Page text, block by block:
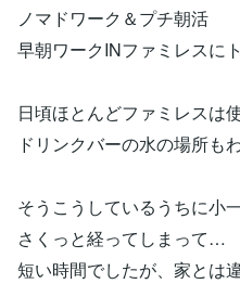
ノマドワーク＆プチ朝活
早朝ワークINファミレスに
日頃ほとんどファミレスは
ドリンクバーの水の場所も
そうこうしているうちに小
さくっと経ってしまって…
短い時間でしたが、家とは